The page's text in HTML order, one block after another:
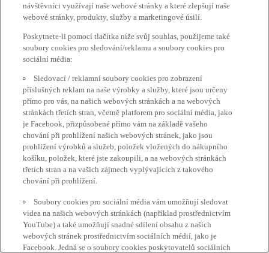
návštěvníci využívají naše webové stránky a které zlepšují naše
webové stránky, produkty, služby a marketingové úsilí.
Poskytnete-li pomocí tlačítka níže svůj souhlas, použijeme také
soubory cookies pro sledování/reklamu a soubory cookies pro
sociální média:
Sledovací / reklamní soubory cookies pro zobrazení
příslušných reklam na naše výrobky a služby, které jsou určeny
přímo pro vás, na našich webových stránkách a na webových
stránkách třetích stran, včetně platforem pro sociální média, jako
je Facebook, přizpůsobené přímo vám na základě vašeho
chování při prohlížení našich webových stránek, jako jsou
prohlížení výrobků a služeb, položek vložených do nákupního
košíku, položek, které jste zakoupili, a na webových stránkách
třetích stran a na vašich zájmech vyplývajících z takového
chování při prohlížení.
Soubory cookies pro sociální média vám umožňují sledovat
videa na našich webových stránkách (například prostřednictvím
YouTube) a také umožňují snadné sdílení obsahu z našich
webových stránek prostřednictvím sociálních médií, jako je
Facebook. Jedná se o soubory cookies poskytovatelů sociálních